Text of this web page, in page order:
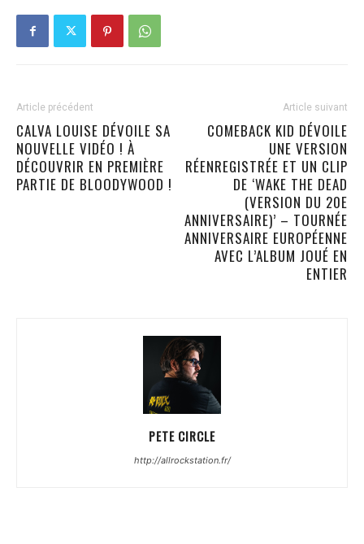
Article précédent
CALVA LOUISE DÉVOILE SA
NOUVELLE VIDÉO ! À
DÉCOUVRIR EN PREMIÈRE
PARTIE DE BLOODYWOOD !
Article suivant
COMEBACK KID DÉVOILE
UNE VERSION
RÉENREGISTRÉE ET UN CLIP
DE ‘WAKE THE DEAD
(VERSION DU 20E
ANNIVERSAIRE)’ – TOURNÉE
ANNIVERSAIRE EUROPÉENNE
AVEC L’ALBUM JOUÉ EN
ENTIER
PETE CIRCLE
http://allrockstation.fr/